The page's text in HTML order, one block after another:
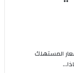
المستهلك